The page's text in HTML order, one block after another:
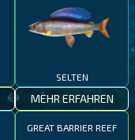
SELTEN
MEHR ERFAHREN
GREAT BARRIER REEF